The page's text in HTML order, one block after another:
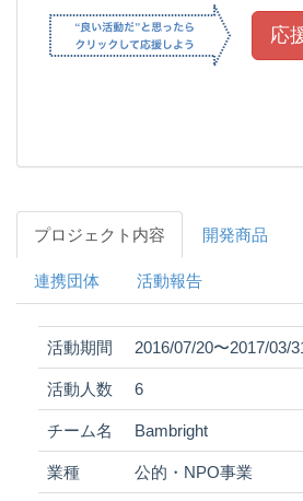
プロジェクト内容 開発商品
連携団体 活動報告
活動期間 2016/07/20〜2017/03/
活動人数 6
チーム名 Bambright
業種 公的・NPO事業